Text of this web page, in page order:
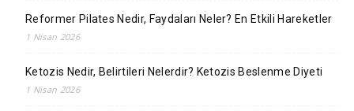
Reformer Pilates Nedir, Faydaları Neler? En Etkili Hareketler
1 Nisan 2026
Ketozis Nedir, Belirtileri Nelerdir? Ketozis Beslenme Diyeti
1 Nisan 2026